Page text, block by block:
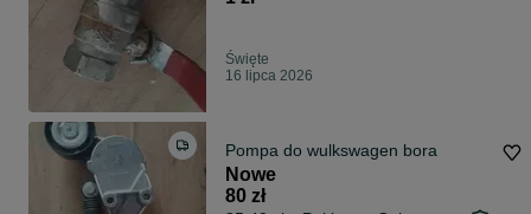
Święte
16 lipca 2026
Pompa do wulkswagen bora
Nowe
80 zł